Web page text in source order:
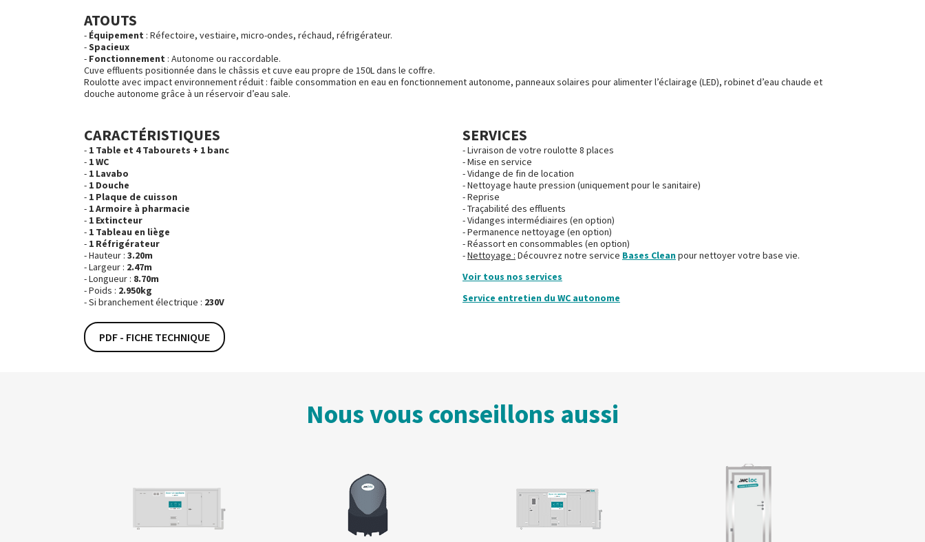
ATOUTS
Équipement : Réfectoire, vestiaire, micro-ondes, réchaud, réfrigérateur.
Spacieux
Fonctionnement : Autonome ou raccordable.
Cuve effluents positionnée dans le châssis et cuve eau propre de 150L dans le coffre.
Roulotte avec impact environnement réduit : faible consommation en eau en fonctionnement autonome, panneaux solaires pour alimenter l’éclairage (LED), robinet d’eau chaude et
douche autonome grâce à un réservoir d’eau sale.
CARACTÉRISTIQUES
1 Table et 4 Tabourets + 1 banc
1 WC
1 Lavabo
1 Douche
1 Plaque de cuisson
1 Armoire à pharmacie
1 Extincteur
1 Tableau en liège
1 Réfrigérateur
Hauteur : 3.20m
Largeur : 2.47m
Longueur : 8.70m
Poids : 2.950kg
Si branchement électrique : 230V
PDF - FICHE TECHNIQUE
SERVICES
Livraison de votre roulotte 8 places
Mise en service
Vidange de fin de location
Nettoyage haute pression (uniquement pour le sanitaire)
Reprise
Traçabilité des effluents
Vidanges intermédiaires (en option)
Permanence nettoyage (en option)
Réassort en consommables (en option)
Nettoyage : Découvrez notre service Bases Cleanpour nettoyer votre base vie.
Voir tous nos services
Service entretien du WC autonome
Nous vous conseillons aussi